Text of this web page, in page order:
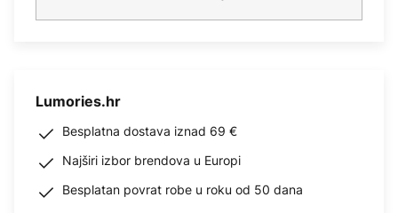
Lumories.hr
Besplatna dostava iznad 69 €
Najširi izbor brendova u Europi
Besplatan povrat robe u roku od 50 dana